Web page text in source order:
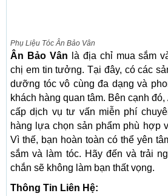
Phụ Liệu Tóc Ân Bảo Vân
Ân Bảo Vân là địa chỉ mua sắm
chị em tin tưởng. Tại đây, có các
dưỡng tóc vô cùng đa dạng và
khách hàng quan tâm. Bên cạnh
cấp dịch vụ tư vấn miễn phí
hàng lựa chọn sản phẩm phù hợp
Vì thế, bạn hoàn toàn có thể yên
sắm và làm tóc. Hãy đến và trải
chắn sẽ không làm bạn thất vọng.
Thông Tin Liên Hệ: